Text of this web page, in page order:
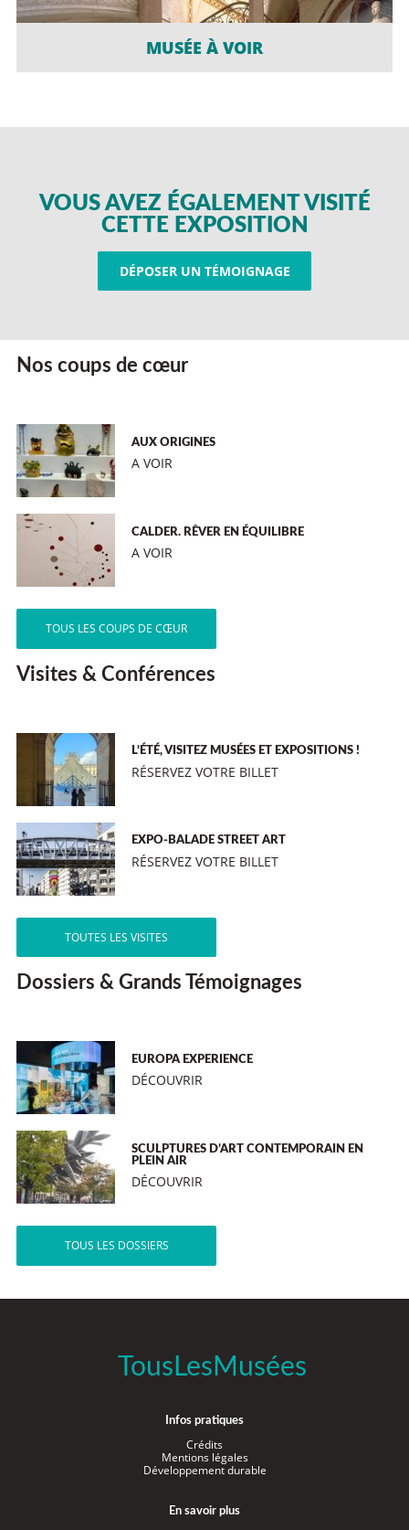
MUSÉE À VOIR
VOUS AVEZ ÉGALEMENT VISITÉ
CETTE EXPOSITION
DÉPOSER UN TÉMOIGNAGE
Nos coups de cœur
AUX ORIGINES
A VOIR
CALDER. RÊVER EN ÉQUILIBRE
A VOIR
TOUS LES COUPS DE CŒUR
Visites & Conférences
L’ÉTÉ, VISITEZ MUSÉES ET EXPOSITIONS !
RÉSERVEZ VOTRE BILLET
EXPO-BALADE STREET ART
RÉSERVEZ VOTRE BILLET
TOUTES LES VISITES
Dossiers & Grands Témoignages
EUROPA EXPERIENCE
DÉCOUVRIR
SCULPTURES D’ART CONTEMPORAIN EN
PLEIN AIR
DÉCOUVRIR
TOUS LES DOSSIERS
TousLesMusées
Infos pratiques
Crédits
Mentions légales
Développement durable
En savoir plus